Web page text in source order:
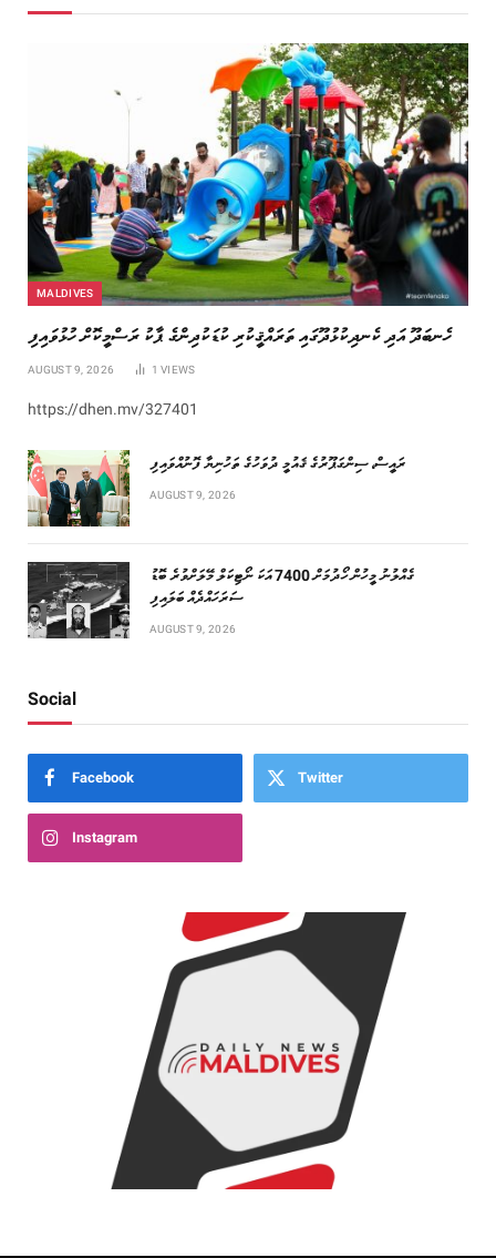
MALDIVES
ހެނބަދޫ އަދި ކެނދިކުޅުދޫގައި ތަރައްޤީކުރި ކުޑަކުދިންގެ ޕާކު ރަސްމީކޮށް ހުޅުވައިފި
AUGUST 9, 2026 1VIEWS
https://dhen.mv/327401
ރައީސް، ސިންގަޕޫރުގެ ޤައުމީ ދުވަހުގެ ތަހުނިޔާ ފޮނުއްވައިފި
AUGUST 9, 2026
ގެއްލުނު މީހުން ހޯދުމަށް 7400 އަކަ ނޯޓިކަލް މޭލަށްވުރެ ބޮޑު
ސަރަހައްދެއް ބަލައިފި
AUGUST 9, 2026
Social
Facebook Twitter
Instagram